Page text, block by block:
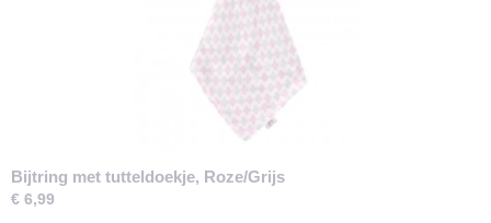
Bijtring met tutteldoekje, Roze/Grijs
€ 6,99